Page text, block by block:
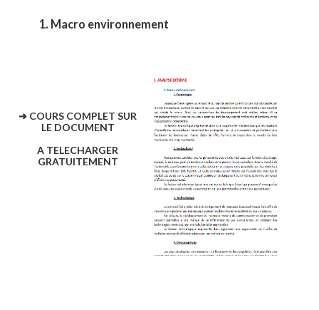
1. Macro environnement
➜ COURS COMPLET SUR
LE DOCUMENT
A TELECHARGER
GRATUITEMENT